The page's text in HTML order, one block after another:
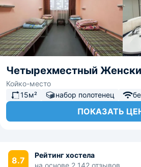
Четырехместный
Койко-место
15м²
набор полотенец
ПОКАЗАТЬ
8.7
Рейтинг хостела
на основе 2 142 отзывов